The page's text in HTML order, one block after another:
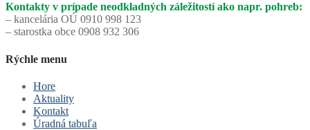
Kontakty v prípade neodkladných záležitostí ako napr. pohreb:
– kancelária OÚ 0910 998 123
– starostka obce 0908 932 306
Rýchle menu
Hore
Aktuality
Kontakt
Úradná tabuľa